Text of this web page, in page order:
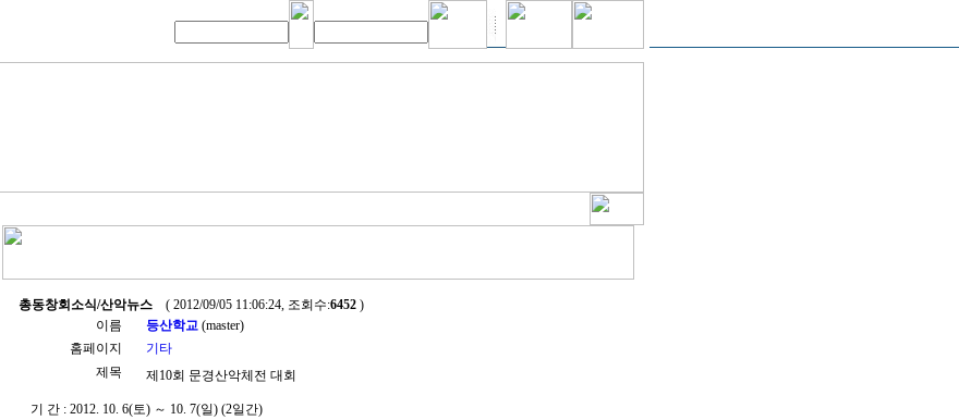
총동창회소식/산악뉴스 ( 2012/09/05 11:06:24, 조회수:6452 )
이름
등산학교 (master)
홈페이지
기타
제목
제10회 문경산악체전 대회
기 간 : 2012. 10. 6(토) ～ 10. 7(일) (2일간)